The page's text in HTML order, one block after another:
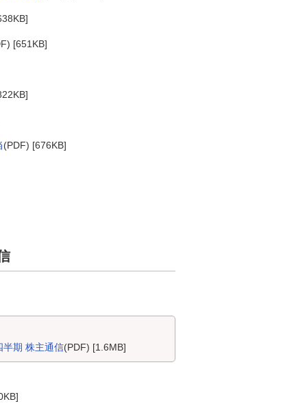
[651KB]
(PDF) [676KB]
半期 株主通信(PDF) [1.6MB]